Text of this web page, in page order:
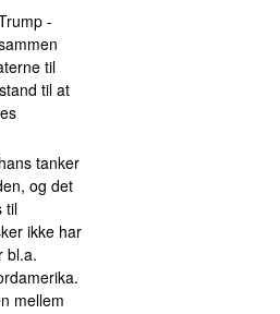
-
til
til at
tanker
og det
til
ikke har
bl.a.
mellem